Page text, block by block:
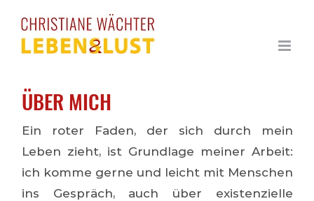
Inhalt
springen
ÜBER MICH
Ein roter Faden, der sich durch mein
Leben zieht, ist Grundlage meiner Arbeit:
ich komme gerne und leicht mit Menschen
ins Gespräch, auch über existenzielle